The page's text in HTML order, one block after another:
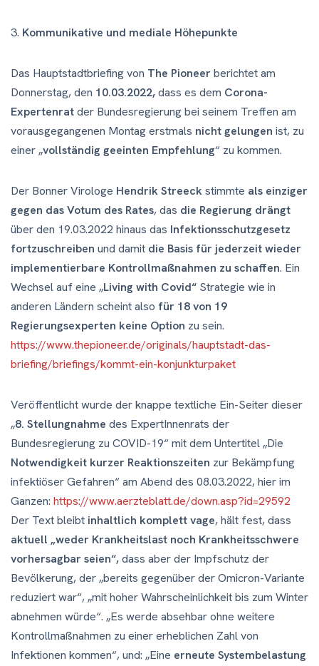
3. Kommunikative und mediale Höhepunkte
Das Hauptstadtbriefing von The Pioneerberichtet am
Donnerstag, den 10.03.2022,dass es dem Corona-
Expertenratder Bundesregierung bei seinem Treffen am
vorausgegangenen Montag erstmals nicht gelungen ist, zu
einer „vollständig geeinten Empfehlung“ zu kommen.
Der Bonner Virologe Hendrik Streeckstimmte als einziger
gegen das Votum des Rates, das die Regierung drängt
über den 19.03.2022 hinaus das Infektionsschutzgesetz
fortzuschreiben und damit die Basis für jederzeit wieder
implementierbare Kontrollmaßnahmen zu schaffen. Ein
Wechsel auf eine „Living with Covid“ Strategie wie in
anderen Ländern scheint also für 18 von 19
Regierungsexperten keine Option zu sein.
https://www.thepioneer.de/originals/hauptstadt-das-
briefing/briefings/kommt-ein-konjunkturpaket
Veröffentlicht wurde der knappe textliche Ein-Seiter dieser
„8. Stellungnahme des ExpertInnenrats der
Bundesregierung zu COVID-19“ mit dem Untertitel „Die
Notwendigkeit kurzer Reaktionszeiten zur Bekämpfung
infektiöser Gefahren“ am Abend des 08.03.2022, hier im
Ganzen: https://www.aerzteblatt.de/down.asp?id=29592
Der Text bleibt inhaltlich komplett vage, hält fest, dass
aktuell „weder Krankheitslast noch Krankheitsschwere
vorhersagbar seien“,dass aber der Impfschutz der
Bevölkerung, der „bereits gegenüber der Omicron-Variante
reduziert war“, „mit hoher Wahrscheinlichkeit bis zum Winter
abnehmen würde“. „Es werde absehbar ohne weitere
Kontrollmaßnahmen zu einer erheblichen Zahl von
Infektionen kommen“, und: „Eine erneute Systembelastung